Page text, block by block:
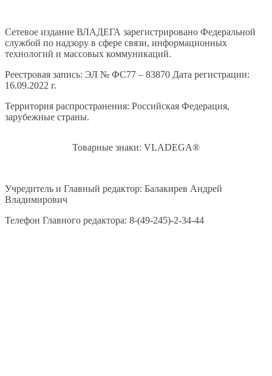
Сетевое издание ВЛАДЕГА зарегистрировано Федеральной
службой по надзору в сфере связи, информационных
технологий и массовых коммуникаций.
Реестровая запись: ЭЛ № ФС77 – 83870 Дата регистрации:
16.09.2022 г.
Территория распространения: Российская Федерация,
зарубежные страны.
Товарные знаки: VLADEGA®
Учредитель и Главный редактор: Балакирев Андрей
Владимирович
Телефон Главного редактора: 8-(49-245)-2-34-44